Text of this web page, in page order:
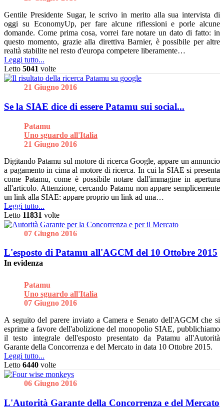
Gentile Presidente Sugar, le scrivo in merito alla sua intervista di
oggi su EconomyUp, per fare alcune riflessioni e porle alcune
domande. Come prima cosa, vorrei fare notare un dato di fatto: in
questo momento, grazie alla direttiva Barnier, è possibile per altre
realtà stabilite nel resto d'europa competere liberamente…
Leggi tutto...
Letto 5041 volte
21 Giugno 2016
Se la SIAE dice di essere Patamu sui social...
Patamu
Uno sguardo all'Italia
21 Giugno 2016
Digitando Patamu sul motore di ricerca Google, appare un annuncio
a pagamento in cima al motore di ricerca. In cui la SIAE si presenta
come Patamu, come è possibile notare dall'immagine in apertura
all'articolo. Attenzione, cercando Patamu non appare semplicemente
un link alla SIAE: appare proprio un link ad una…
Leggi tutto...
Letto 11831 volte
07 Giugno 2016
L'esposto di Patamu all'AGCM del 10 Ottobre 2015
In evidenza
Patamu
Uno sguardo all'Italia
07 Giugno 2016
A seguito del parere inviato a Camera e Senato dell'AGCM che si
esprime a favore dell'abolizione del monopolio SIAE, pubblichiamo
il testo integrale dell'esposto presentato da Patamu all'Autorità
Garante della Concorrenza e del Mercato in data 10 Ottobre 2015.
Leggi tutto...
Letto 6440 volte
06 Giugno 2016
L'Autorità Garante della Concorrenza e del Mercato